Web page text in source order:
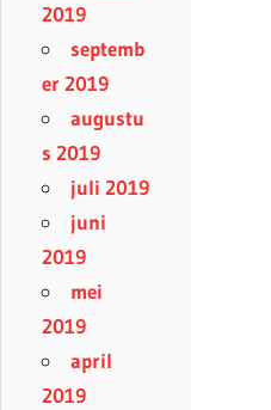
2019
septemb
er 2019
augustu
s 2019
juli 2019
juni
2019
mei
2019
april
2019